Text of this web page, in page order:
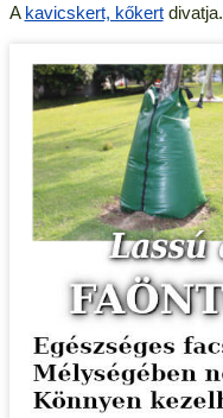
A kavicskert, kőkertdivatja.